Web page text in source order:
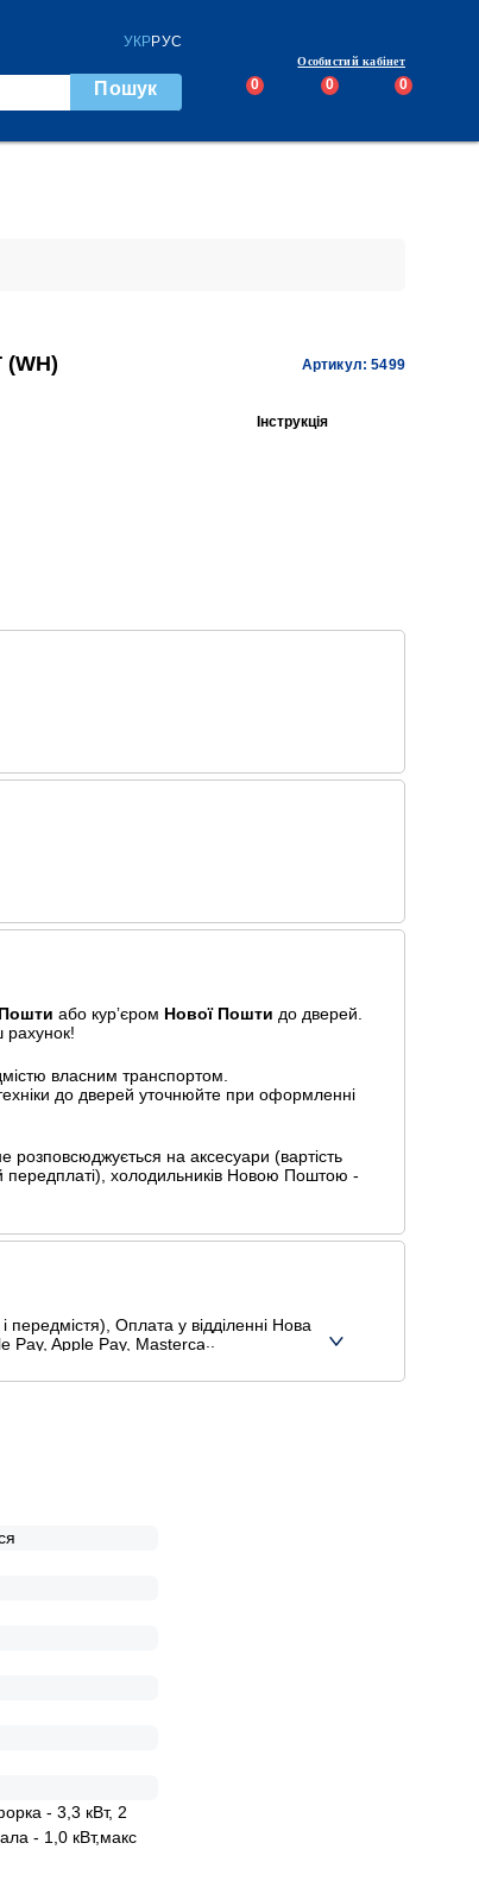
УКРРУС
Пошук
Особистий кабінет
0 0 0
Артикул: 5499
Інструкція
або курʼєром Нової Пошти до дверей.
рахунок!
власним транспортом.
до дверей уточнюйте при оформленні
розповсюджується на аксесуари (вартість
передплаті), холодильників Новою Поштою -
передмістя), Оплата у відділенні Нова
Apple Pay, Mastercard, Visa),
- 3,3 кВт, 2
- 1,0 кВт,макс